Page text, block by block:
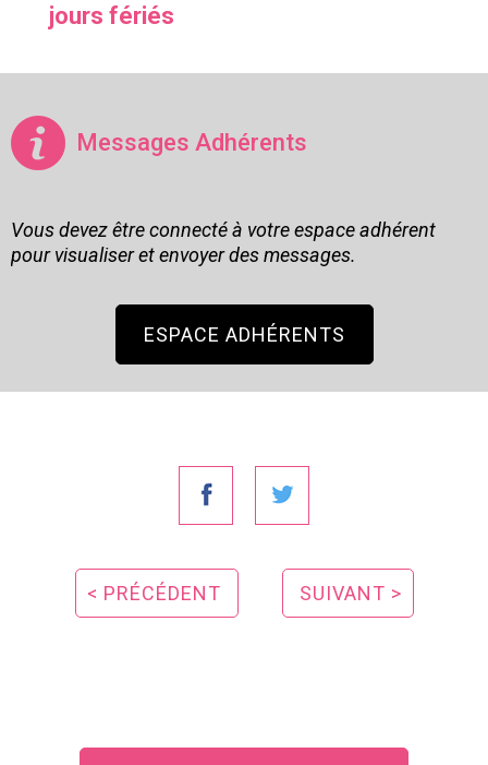
jours fériés
Messages Adhérents
Vous devez être connecté à votre espace adhérent
pour visualiser et envoyer des messages.
ESPACE ADHÉRENTS
< PRÉCÉDENT SUIVANT >